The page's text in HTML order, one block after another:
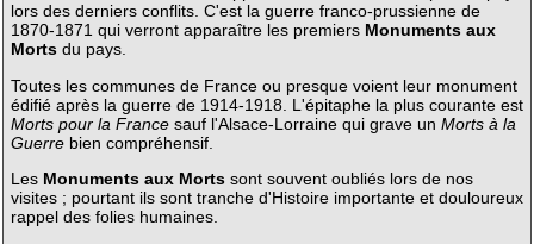
lors des derniers conflits. C'est la guerre franco-prussienne de
1870-1871 qui verront apparaître les premiers Monuments aux
Mortsdu pays.
Toutes les communes de France ou presque voient leur monument
édifié après la guerre de 1914-1918. L'épitaphe la plus courante est
Morts pour la Francesauf l'Alsace-Lorraine qui grave un Morts à la
Guerrebien compréhensif.
Les Monuments aux Mortssont souvent oubliés lors de nos
visites ; pourtant ils sont tranche d'Histoire importante et douloureux
rappel des folies humaines.